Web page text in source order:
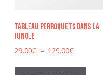
Tableau perroquets dans la
jungle
29,00€ – 129,00€Plage
prix :Ce